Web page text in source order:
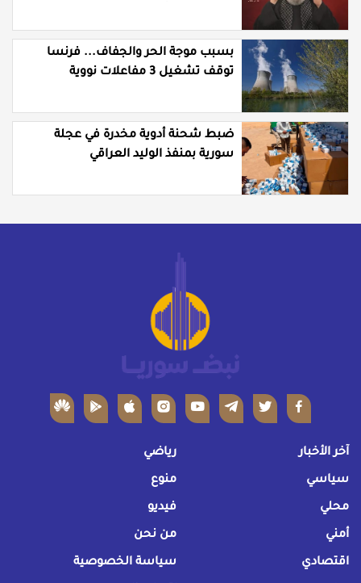
بسبب موجة الحر والجفاف... فرنسا
توقف تشغيل 3 مفاعلات نووية
ضبط شحنة أدوية مخدرة في عجلة
سورية بمنفذ الوليد العراقي
آخر الأخبار
سياسي
محلي
أمني
اقتصادي
رياضي
منوع
فيديو
من نحن
سياسة الخصوصية